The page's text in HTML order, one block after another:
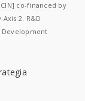
co-financed by
2. R&D
Development